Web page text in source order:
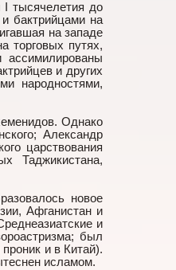
тысячелетия до
и бактрийцами на
на западе
торговых путях,
и других
народностями,
Однако
Александр
царствования
Таджикистана,
новое
Афганистан и
и
был
и в Китай).
исламом.